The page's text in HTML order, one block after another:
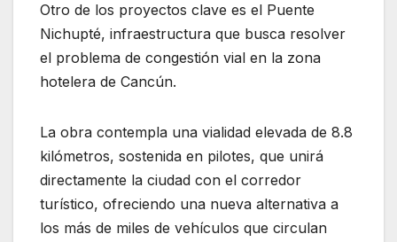
Otro de los proyectos clave es el Puente
Nichupté, infraestructura que busca resolver
el problema de congestión vial en la zona
hotelera de Cancún.
La obra contempla una vialidad elevada de 8.8
kilómetros, sostenida en pilotes, que unirá
directamente la ciudad con el corredor
turístico, ofreciendo una nueva alternativa a
los más de miles de vehículos que circulan